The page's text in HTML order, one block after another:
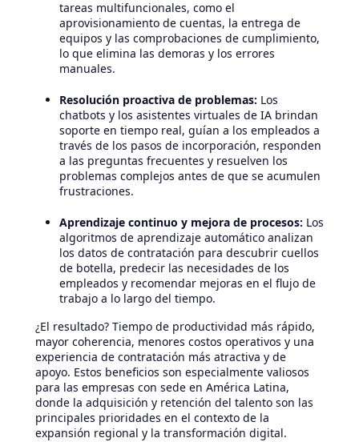
tareas multifuncionales, como el
aprovisionamiento de cuentas, la entrega de
equipos y las comprobaciones de cumplimiento,
lo que elimina las demoras y los errores
manuales.
Resolución proactiva de problemas: Los
chatbots y los asistentes virtuales de IA brindan
soporte en tiempo real, guían a los empleados a
través de los pasos de incorporación, responden
a las preguntas frecuentes y resuelven los
problemas complejos antes de que se acumulen
frustraciones.
Aprendizaje continuo y mejora de procesos: Los
algoritmos de aprendizaje automático analizan
los datos de contratación para descubrir cuellos
de botella, predecir las necesidades de los
empleados y recomendar mejoras en el flujo de
trabajo a lo largo del tiempo.
¿El resultado? Tiempo de productividad más rápido,
mayor coherencia, menores costos operativos y una
experiencia de contratación más atractiva y de
apoyo. Estos beneficios son especialmente valiosos
para las empresas con sede en América Latina,
donde la adquisición y retención del talento son las
principales prioridades en el contexto de la
expansión regional y la transformación digital.